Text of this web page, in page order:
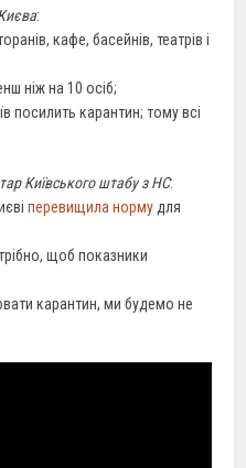
:
кафе, басейнів, театрів і
ніж на 10 осіб;
посилить карантин; тому всі
Київського штабу з НС:
перевищила нормудля
щоб показники
карантин, ми будемо не